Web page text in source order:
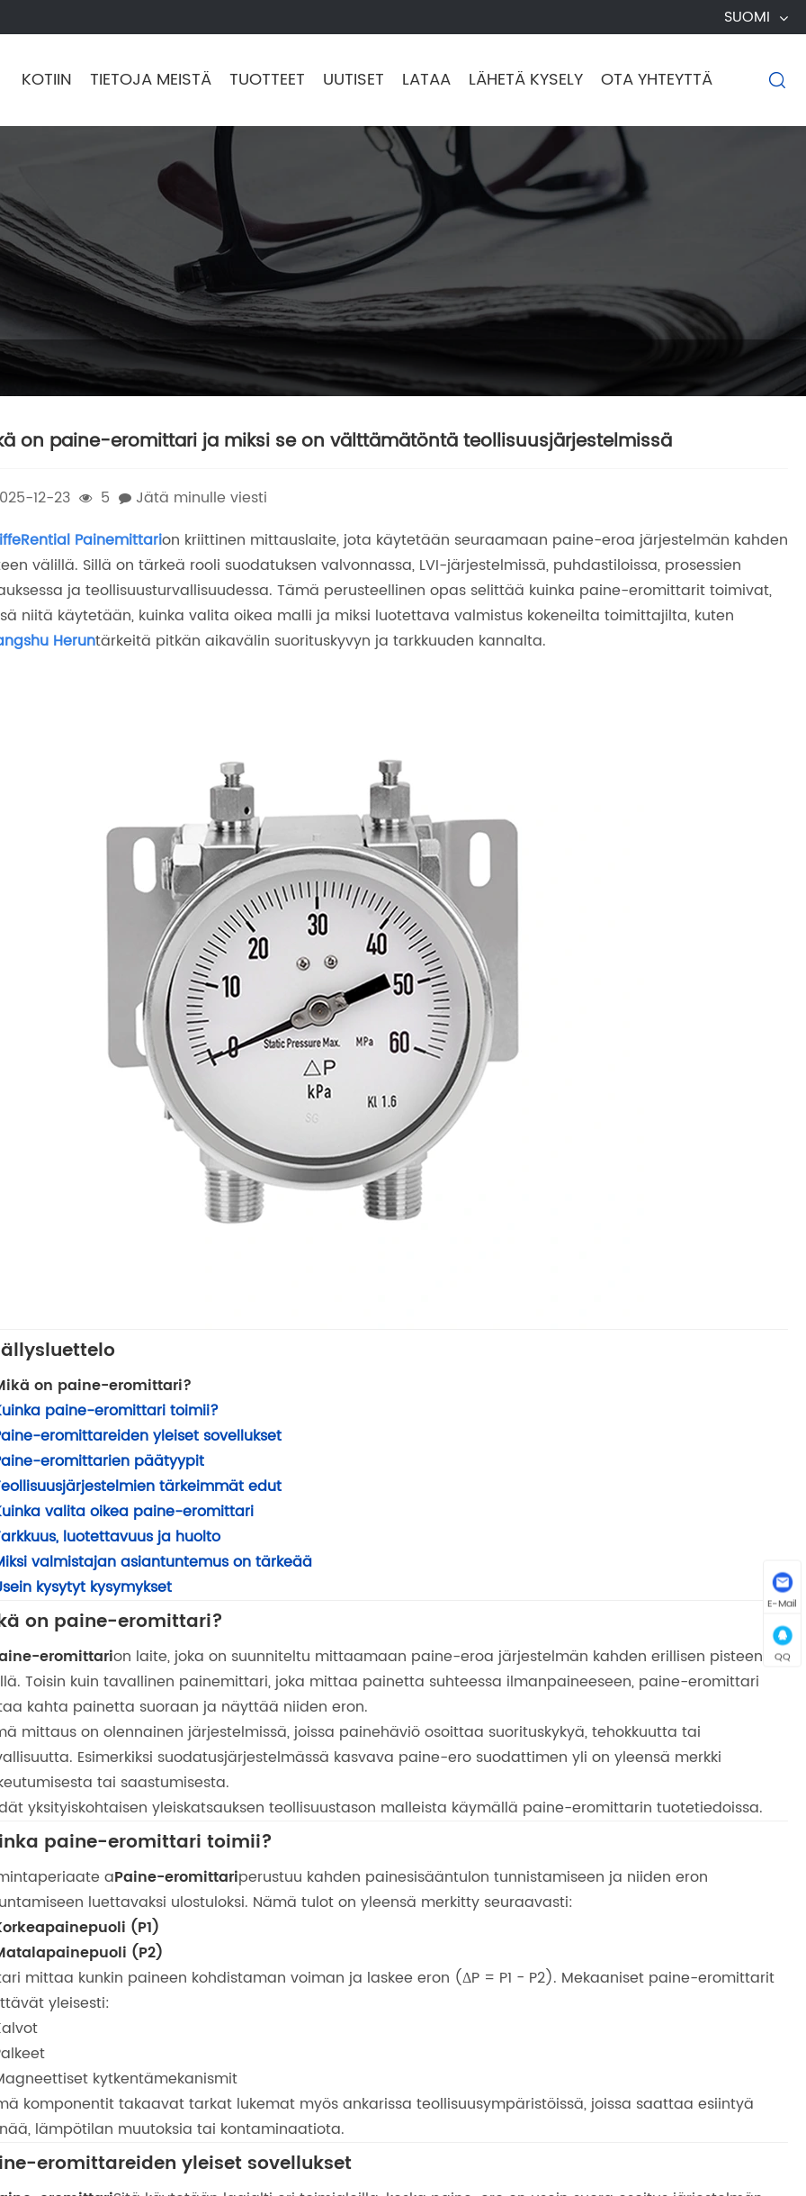
SUOMI
KOTIIN TIETOJA MEISTÄ TUOTTEET UUTISET LATAA LÄHETÄ KYSELY OTA YHTEYTTÄ 
on paine-eromittari ja miksi se on välttämätöntä teollisuusjärjestelmissä
12-23 5
Jätä minulle viesti
Rential Painemittarion kriittinen mittauslaite, jota käytetään seuraamaan paine-eroa järjestelmän kahden
välillä. Sillä on tärkeä rooli suodatuksen valvonnassa, LVI-järjestelmissä, puhdastiloissa, prosessien
ja teollisuusturvallisuudessa. Tämä perusteellinen opas selittää kuinka paine-eromittarit toimivat,
niitä käytetään, kuinka valita oikea malli ja miksi luotettava valmistus kokeneilta toimittajilta, kuten
Heruntärkeitä pitkän aikavälin suorituskyvyn ja tarkkuuden kannalta.
on paine-eromittari?
paine-eromittari toimii?
eromittareiden yleiset sovellukset
eromittarien päätyypit
tärkeimmät edut
valita oikea paine-eromittari
luotettavuus ja huolto
valmistajan asiantuntemus on tärkeää
kysytyt kysymykset
on paine-eromittari?
eromittarion laite, joka on suunniteltu mittaamaan paine-eroa järjestelmän kahden erillisen pisteen
Toisin kuin tavallinen painemittari, joka mittaa painetta suhteessa ilmanpaineeseen, paine-eromittari
kahta painetta suoraan ja näyttää niiden eron.
mittaus on olennainen järjestelmissä, joissa painehäviö osoittaa suorituskykyä, tehokkuutta tai
Esimerkiksi suodatusjärjestelmässä kasvava paine-ero suodattimen yli on yleensä merkki
tai saastumisesta.
yksityiskohtaisen yleiskatsauksen teollisuustason malleista käymällä paine-eromittarin tuotetiedoissa.
paine-eromittari toimii?
aPaine-eromittariperustuu kahden painesisääntulon tunnistamiseen ja niiden eron
luettavaksi ulostuloksi. Nämä tulot on yleensä merkitty seuraavasti:
(P1)
(P2)
mittaa kunkin paineen kohdistaman voiman ja laskee eron (ΔP = P1 − P2). Mekaaniset paine-eromittarit
yleisesti:
kytkentämekanismit
komponentit takaavat tarkat lukemat myös ankarissa teollisuusympäristöissä, joissa saattaa esiintyä
lämpötilan muutoksia tai kontaminaatiota.
eromittareiden yleiset sovellukset
E-Mail
QQ